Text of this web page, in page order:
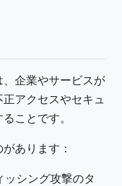
企業やサービスが
アクセスやセキュ
ことです。
あります：
シング攻撃のタ